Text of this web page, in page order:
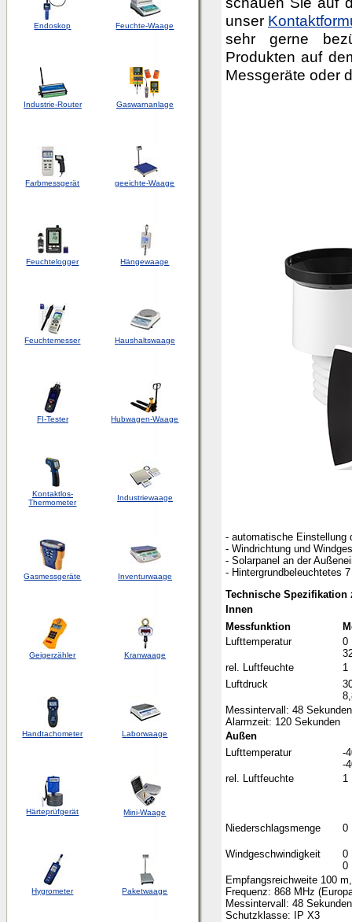
Endoskop Feuchte-Waage
Industrie-Router Gaswarnanlage
Farbmessgerät geeichte-Waage
Feuchtelogger Hängewaage
Feuchtemesser Haushaltswaage
FI-Tester Hubwagen-Waage
Kontaktlos-
Thermometer
Industriewaage
Gasmessgeräte Inventurwaage
Geigerzähler Kranwaage
Handtachometer Laborwaage
Härteprüfgerät Mini-Waage
Hygrometer Paketwaage
unser
sehr gerne
Produkten auf
Messgeräte oder
- automatische Einstellung
- Windrichtung und
- Solarpanel an der
- Hintergrundbeleuchtetes
Technische Spezifikation
Innen
Messfunktion
Lufttemperatur
0
rel. Luftfeuchte
1
Luftdruck
Messintervall: 48 Sekunden
Alarmzeit: 120 Sekunden
Außen
Lufttemperatur
-
-
rel. Luftfeuchte
1
Niederschlagsmenge 0
Windgeschwindigkeit
0
0
Empfangsreichweite 100
Frequenz: 868 MHz
Messintervall: 48 Sekunden
Schutzklasse: IP X3